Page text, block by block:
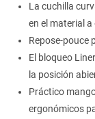
La cuchilla
en el material
Repose-pouce
El bloqueo
la posición
Práctico
ergonómicos